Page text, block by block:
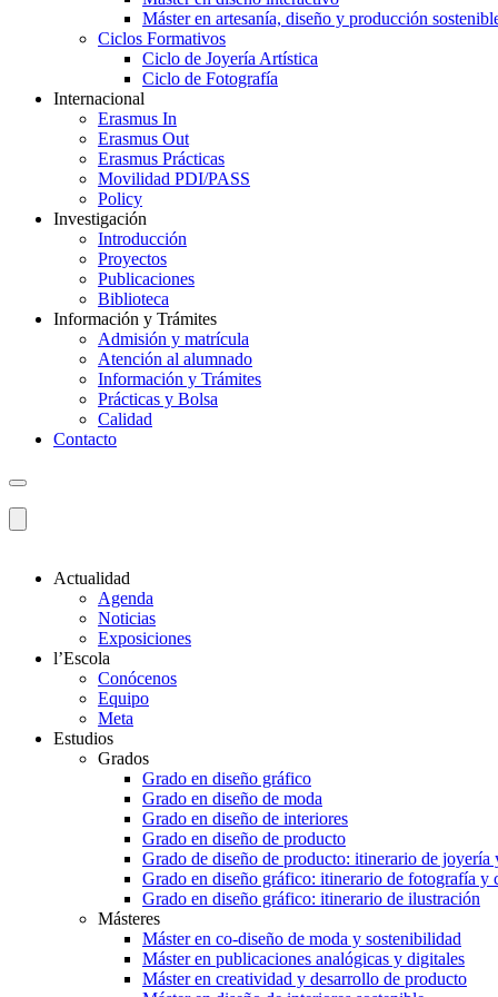
Máster en artesanía, diseño y producción
Ciclos Formativos
Ciclo de Joyería Artística
Ciclo de Fotografía
Internacional
Erasmus In
Erasmus Out
Erasmus Prácticas
Movilidad PDI/PASS
Policy
Investigación
Introducción
Proyectos
Publicaciones
Biblioteca
Información y Trámites
Admisión y matrícula
Atención al alumnado
Información y Trámites
Prácticas y Bolsa
Calidad
Contacto
Actualidad
Agenda
Noticias
Exposiciones
l’Escola
Conócenos
Equipo
Meta
Estudios
Grados
Grado en diseño gráfico
Grado en diseño de moda
Grado en diseño de interiores
Grado en diseño de producto
Grado de diseño de producto: itinerario de joyería
Grado en diseño gráfico: itinerario de fotografía y
Grado en diseño gráfico: itinerario de ilustración
Másteres
Máster en co-diseño de moda y sostenibilidad
Máster en publicaciones analógicas y digitales
Máster en creatividad y desarrollo de producto